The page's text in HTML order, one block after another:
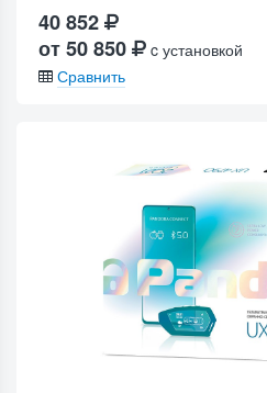
40 852
от 50 850
c установкой
Сравнить